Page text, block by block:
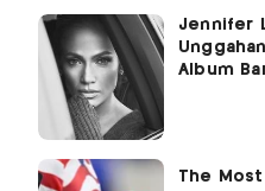
Jennifer
Album